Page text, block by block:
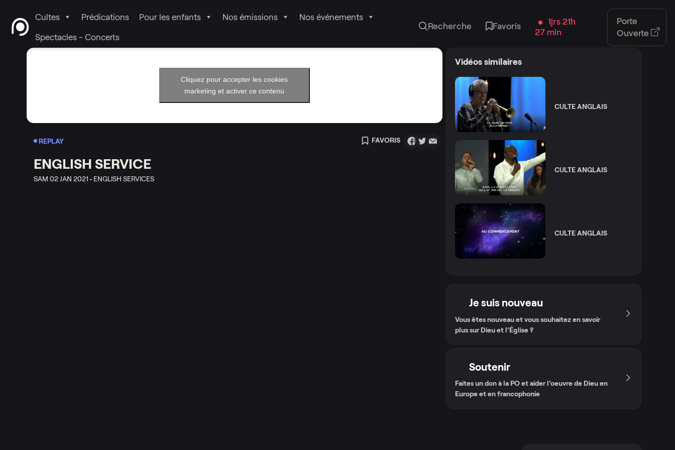
Cultes Prédications Pour les enfants Nos émissions Nos événements
Spectacles - Concerts
Recherche Favoris
1jrs 21h
27 min
Porte
Ouverte
Cliquez pour accepter les cookies
marketing et activer ce contenu
REPLAY FAVORIS
ENGLISH SERVICE
SAM 02 JAN 2021 • ENGLISH SERVICES
Vidéos similaires
CULTE ANGLAIS
CULTE ANGLAIS
CULTE ANGLAIS
Je suis nouveau
Vous êtes nouveau et vous souhaitez en savoir
plus sur Dieu et l'Église ?
Soutenir
Faites un don à la PO et aider l'oeuvre de Dieu en
Europe et en francophonie